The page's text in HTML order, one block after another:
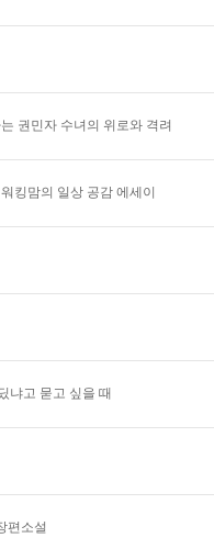
권민자 수녀의 위로와 격려
킹맘의 일상 공감 에세이
냐고 묻고 싶을 때
편소설